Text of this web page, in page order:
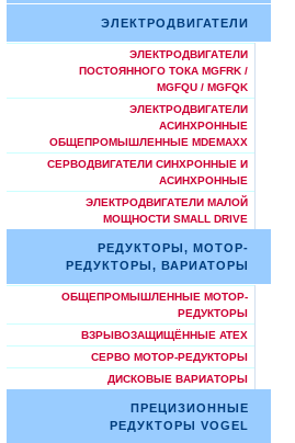
ЭЛЕКТРОДВИГАТЕЛИ
ЭЛЕКТРОДВИГАТЕЛИ
ПОСТОЯННОГО ТОКА MGFRK /
MGFQU / MGFQK
ЭЛЕКТРОДВИГАТЕЛИ
АСИНХРОННЫЕ
ОБЩЕПРОМЫШЛЕННЫЕ MDEMAXX
СЕРВОДВИГАТЕЛИ СИНХРОННЫЕ И
АСИНХРОННЫЕ
ЭЛЕКТРОДВИГАТЕЛИ МАЛОЙ
МОЩНОСТИ SMALL DRIVE
РЕДУКТОРЫ, МОТОР-
РЕДУКТОРЫ, ВАРИАТОРЫ
ОБЩЕПРОМЫШЛЕННЫЕ МОТОР-
РЕДУКТОРЫ
ВЗРЫВОЗАЩИЩЁННЫЕ ATEX
СЕРВО МОТОР-РЕДУКТОРЫ
ДИСКОВЫЕ ВАРИАТОРЫ
ПРЕЦИЗИОННЫЕ
РЕДУКТОРЫ VOGEL